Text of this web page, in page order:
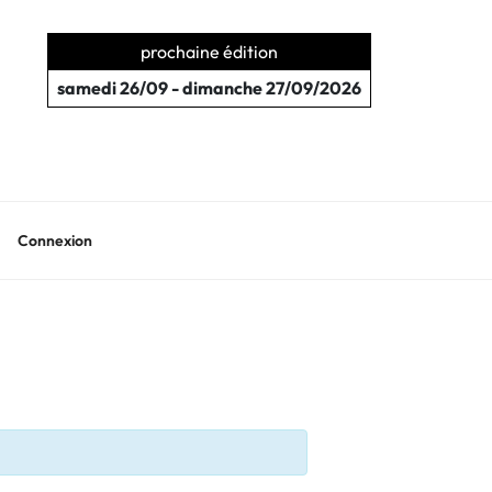
prochaine édition
samedi 26/09 - dimanche 27/09/2026
Connexion